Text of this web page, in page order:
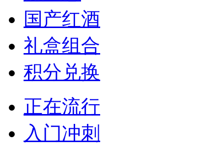
国产红酒
礼盒组合
积分兑换
正在流行
入门冲刺